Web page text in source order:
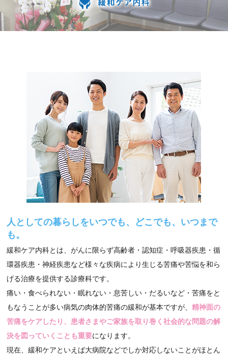
人としての暮らしをいつでも、どこでも、いつまで
も。
緩和ケア内科とは、がんに限らず高齢者・認知症・呼吸器疾患・循
環器疾患・神経疾患など様々な疾病により生じる苦痛や苦悩を和ら
げる治療を提供する診療科です。
痛い・食べられない・眠れない・息苦しい・だるいなど・苦痛をと
もなうことが多い病気の肉体的苦痛の緩和が基本ですが、精神面の
苦痛をケアしたり、患者さまやご家族を取り巻く社会的な問題の解
決を図っていくことも重要になります。
現在、緩和ケアといえば大病院などでしか対応しないことがほとん